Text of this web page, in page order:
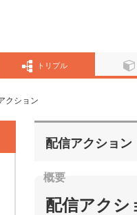
トリプル
クション
配信アクション
配信アクシ